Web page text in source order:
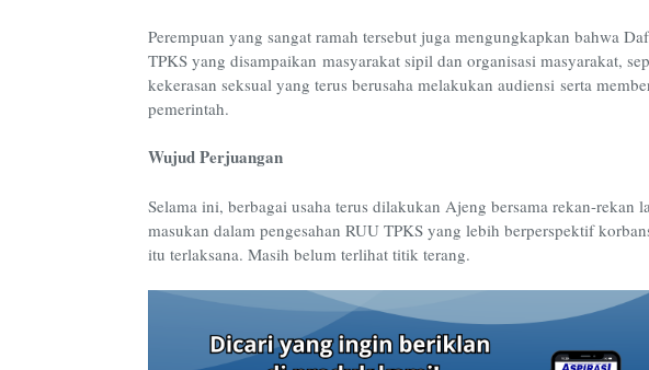
Perempuan yang sangat ramah tersebut juga mengungkapkan bahwa
TPKS yang disampaikan masyarakat sipil dan organisasi masyarakat,
kekerasan seksual yang terus berusaha melakukan audiensi serta
pemerintah.
Wujud Perjuangan
Selama ini, berbagai usaha terus dilakukan Ajeng bersama rekan-rekan
masukan dalam pengesahan RUU TPKS yang lebih berperspektif korban
itu terlaksana. Masih belum terlihat titik terang.